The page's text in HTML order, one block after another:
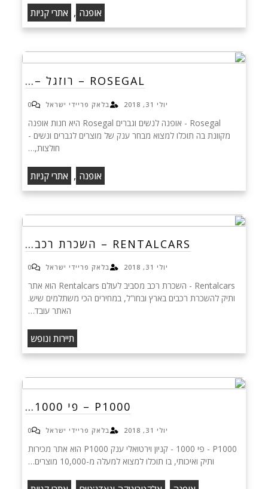
אופנה , אתרי קניות
ROSEGAL – רוזגל –…
יולי 31, 2018 בלאק פריידי ישראל 0
Rosegal - אופנה לנשים וגברים Rosegal היא חנות אופנה
מקוונת בה תוכלו למצוא מבחר ענק של מוצרים לגברים ונשים -
חולצות,…
אופנה , אתרי קניות
RENTALCARS – השכרת רכב…
יולי 31, 2018 בלאק פריידי ישראל 0
Rentalcars - השכרת רכב מסביב לעולם Rentalcars הוא אתר
ותיק להשכרת רכבים בארץ ובחו"ל, במחירים הכי משתלמים שיש.
האתר עובד…
תיירות ונופש
P1000 – פי 1000…
יולי 31, 2018 בלאק פריידי ישראל 0
P1000 - פי 1000 - קניון וירטואלי ענק P1000 הוא אתר מכירות
ותיק ואיכותי, בו תוכלו למצוא למעלה מ-10,000 מוצרים…